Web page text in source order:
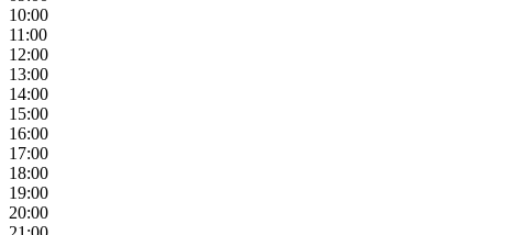
10:00
11:00
12:00
13:00
14:00
15:00
16:00
17:00
18:00
19:00
20:00